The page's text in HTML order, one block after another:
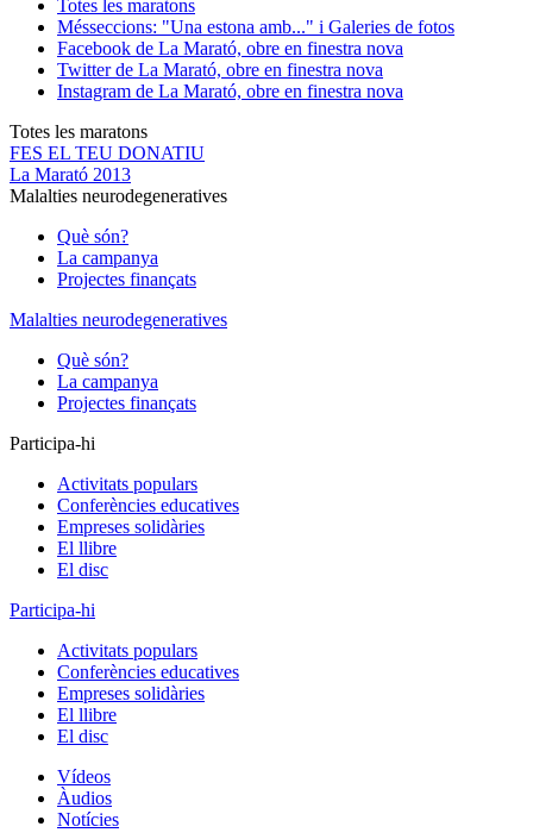
Totes les maratons
Mésseccions: "Una estona amb..." i Galeries de fotos
Facebook de La Marató, obre en finestra nova
Twitter de La Marató, obre en finestra nova
Instagram de La Marató, obre en finestra nova
Totes les maratons
FES EL TEU DONATIU
La Marató 2013
Malalties neurodegeneratives
Què són?
La campanya
Projectes finançats
Malalties neurodegeneratives
Què són?
La campanya
Projectes finançats
Participa-hi
Activitats populars
Conferències educatives
Empreses solidàries
El llibre
El disc
Participa-hi
Activitats populars
Conferències educatives
Empreses solidàries
El llibre
El disc
Vídeos
Àudios
Notícies